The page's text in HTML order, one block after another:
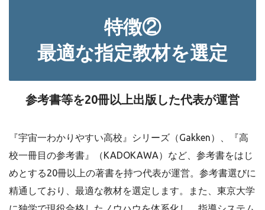
特徴②
最適な指定教材を選定
参考書等を20冊以上出版した代表が運営
『宇宙一わかりやすい高校』シリーズ（Gakken）、『高
校一冊目の参考書』（KADOKAWA）など、参考書をはじ
めとする20冊以上の著書を持つ代表が運営。参考書選びに
精通しており、最適な教材を選定します。また、東京大学